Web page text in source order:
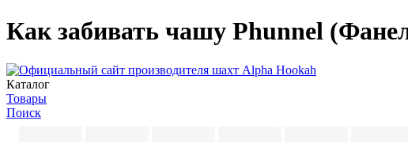
Как забивать чашу Phunnel
Каталог
Товары
Поиск